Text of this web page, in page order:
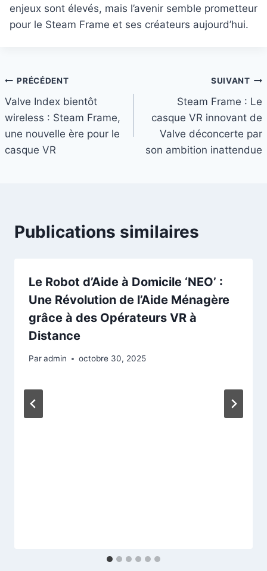
enjeux sont élevés, mais l’avenir semble prometteur
pour le Steam Frame et ses créateurs aujourd’hui.
Navigation
de
l’article
PRÉCÉDENT
Valve Index bientôt
wireless : Steam Frame,
une nouvelle ère pour le
casque VR
SUIVANT
Steam Frame : Le
casque VR innovant de
Valve déconcerte par
son ambition inattendue
Publications similaires
Le Robot d’Aide à Domicile ‘NEO’ :
Une Révolution de l’Aide Ménagère
grâce à des Opérateurs VR à
Distance
Paradmin octobre 30, 2025